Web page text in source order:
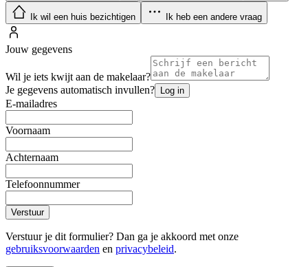
Ik wil een huis bezichtigen Ik heb een andere vraag
Jouw gegevens
Wil je iets kwijt aan de makelaar?
Je gegevens automatisch invullen? Log in
E-mailadres
Voornaam
Achternaam
Telefoonnummer
Verstuur
Verstuur je dit formulier? Dan ga je akkoord met onze
gebruiksvoorwaarden en privacybeleid.